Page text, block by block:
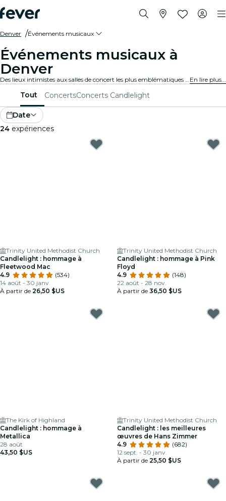
Denver Événements musicaux
Événements musicaux à
Denver
Des lieux intimistes aux salles de concert les plus emblématiques de la ville, Denver vit au rythme de la musique et propose un large éventail d'événements pour tous les goûts et tous les styles. En lire plus...
Tout ConcertsConcerts Candlelight
Date
24 expériences
Trinity United Methodist Church
Candlelight : hommage à
Fleetwood Mac
4.9
(534)
14 août - 30 janv.
À partir de 26,50 $US
Trinity United Methodist Church
Candlelight : hommage à Pink
Floyd
4.9
(148)
22 août - 28 nov.
À partir de 36,50 $US
The Kirk of Highland
Candlelight : hommage à
Metallica
28 août
43,50 $US
Trinity United Methodist Church
Candlelight : les meilleures
œuvres de Hans Zimmer
4.9
(682)
12 sept. - 30 janv.
À partir de 25,50 $US